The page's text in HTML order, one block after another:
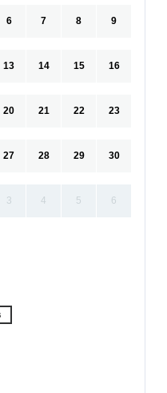
6 7 8 9
13 14 15 16
20 21 22 23
27 28 29 30
3 4 5 6